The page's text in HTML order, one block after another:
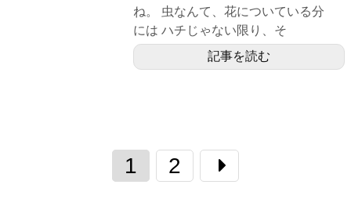
ね。 虫なんて、花についている分
には ハチじゃない限り、そ
記事を読む
1 2